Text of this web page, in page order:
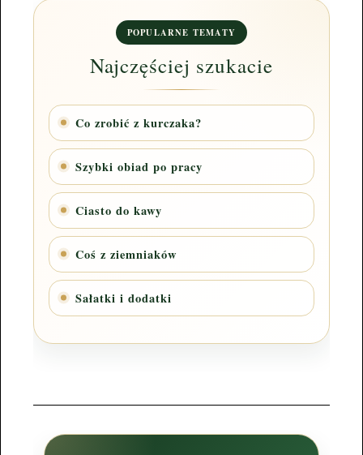
POPULARNE TEMATY
Najczęściej szukacie
Co zrobić z kurczaka?
Szybki obiad po pracy
Ciasto do kawy
Coś z ziemniaków
Sałatki i dodatki